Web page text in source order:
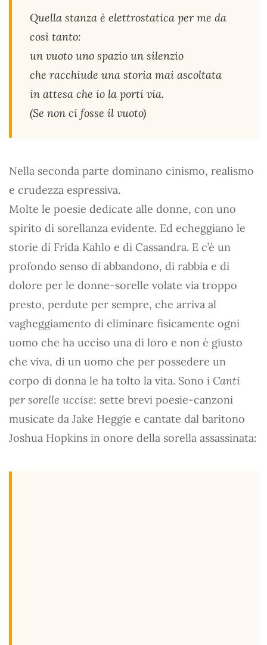
Quella stanza è elettrostatica per me da
così tanto:
un vuoto uno spazio un silenzio
che racchiude una storia mai ascoltata
in attesa che io la porti via.
(Se non ci fosse il vuoto)
Nella seconda parte dominano cinismo, realismo
e crudezza espressiva.
Molte le poesie dedicate alle donne, con uno
spirito di sorellanza evidente. Ed echeggiano le
storie di Frida Kahlo e di Cassandra. E c’è un
profondo senso di abbandono, di rabbia e di
dolore per le donne-sorelle volate via troppo
presto, perdute per sempre, che arriva al
vagheggiamento di eliminare fisicamente ogni
uomo che ha ucciso una di loro e non è giusto
che viva, di un uomo che per possedere un
corpo di donna le ha tolto la vita. Sono i Canti
per sorelle uccise: sette brevi poesie-canzoni
musicate da Jake Heggie e cantate dal baritono
Joshua Hopkins in onore della sorella assassinata: